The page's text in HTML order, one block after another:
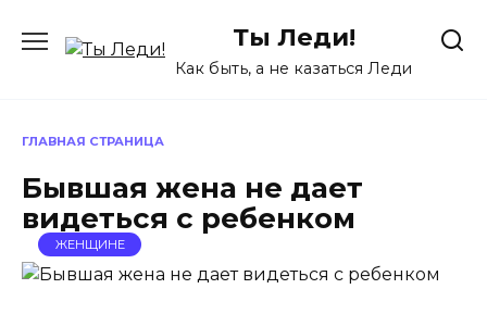
содержанию
Ты Леди!
Как быть, а не казаться Леди
ГЛАВНАЯ СТРАНИЦА
Бывшая жена не дает
видеться с ребенком
ЖЕНЩИНЕ